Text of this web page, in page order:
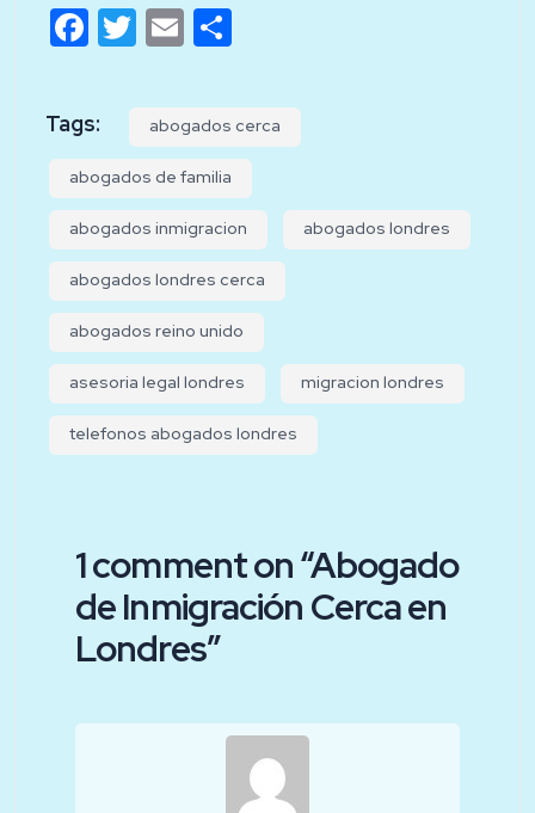
Facebook
Twitter
Email
Tags: abogados cerca
abogados de familia
abogados inmigracion abogados londres
abogados londres cerca
abogados reino unido
asesoria legal londres migracion londres
telefonos abogados londres
1 comment on “Abogado
de Inmigración Cerca en
Londres”